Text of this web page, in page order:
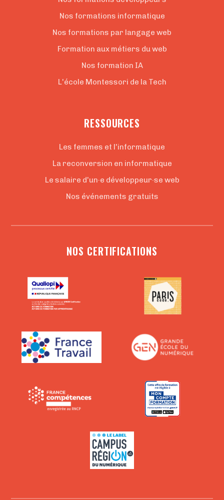
Nos formations informatique
Nos formations par langage web
Formation aux métiers du web
Nos formation IA
L'école Montessori de la Tech
RESSOURCES
Les femmes et l'informatique
La reconversion en informatique
Le salaire d'un·e développeur·se web
Nos événements gratuits
NOS CERTIFICATIONS